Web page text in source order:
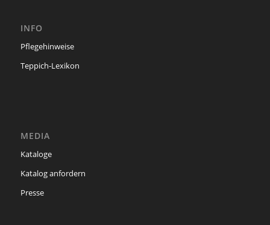
INFO
Pflegehinweise
Teppich-Lexikon
MEDIA
Kataloge
Katalog anfordern
Presse